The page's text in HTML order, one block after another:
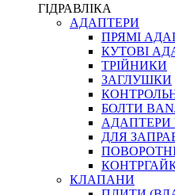
ФІТИНГИ ДІАГНОСТИЧНІ
АКСЕСУАРИ
ТРУБКИ ТА
ФІТИНГИ ГІДРАВЛІЧНІ
ФІТИНГИ
ЗАХИСТ РУКАВІВ
ФІТИНГИ KARCHER
ФІТИНГИ НА ПІДЙОМ
КОНЕКТОРИ
ХОМУТИ
ГІДРАВЛІКА
АДАПТЕРИ
ПРЯМІ
КУТОВІ
ТРІЙНИКИ
ЗАГЛУШКИ
БОЛТИ
АДАПТЕРИ
ДЛЯ
КЛАПАНИ